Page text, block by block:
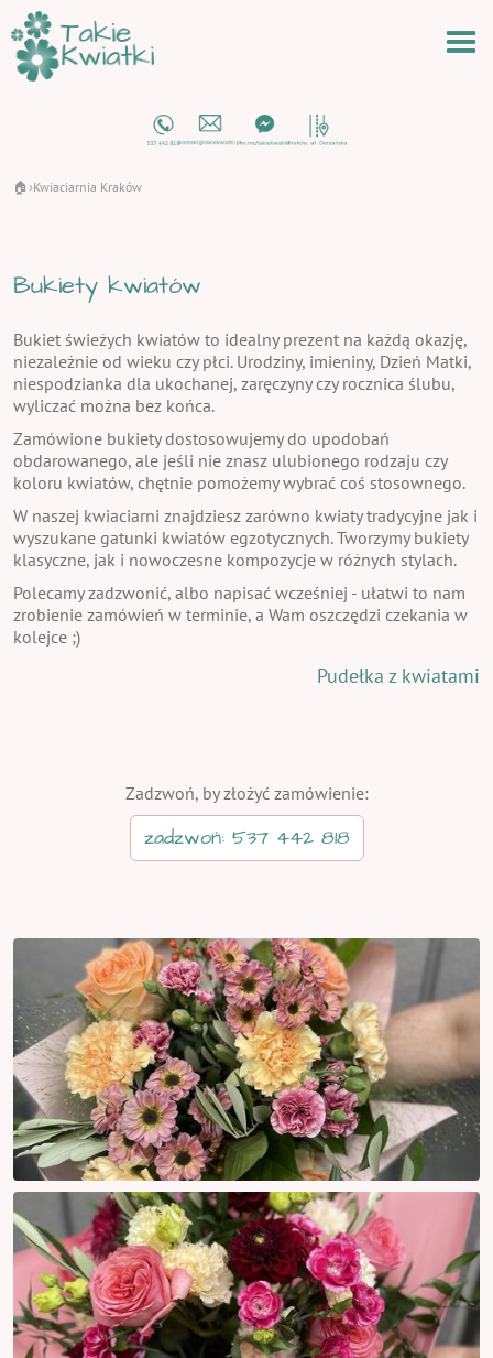
🏠 ›Kwiaciarnia Kraków
Bukiety kwiatów
Bukiet świeżych kwiatów to idealny prezent na każdą okazję,
niezależnie od wieku czy płci. Urodziny, imieniny, Dzień Matki,
niespodzianka dla ukochanej, zaręczyny czy rocznica ślubu,
wyliczać można bez końca.
Zamówione bukiety dostosowujemy do upodobań
obdarowanego, ale jeśli nie znasz ulubionego rodzaju czy
koloru kwiatów, chętnie pomożemy wybrać coś stosownego.
W naszej kwiaciarni znajdziesz zarówno kwiaty tradycyjne jak i
wyszukane gatunki kwiatów egzotycznych. Tworzymy bukiety
klasyczne, jak i nowoczesne kompozycje w różnych stylach.
Polecamy zadzwonić, albo napisać wcześniej - ułatwi to nam
zrobienie zamówień w terminie, a Wam oszczędzi czekania w
kolejce ;)
Pudełka z kwiatami
Zadzwoń, by złożyć zamówienie:
zadzwoń: 537 442 818